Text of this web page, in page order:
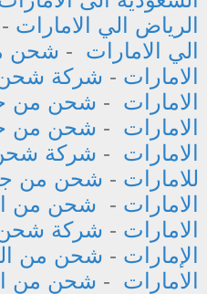
الرياض الي الامارات -
الي الامارات - شحن
الامارات - شركة شحن
الامارات - شحن من
الامارات - شحن من
الامارات - شركة
للامارات - شحن من
الامارات - شحن من
الامارات - شركة شحن
الإمارات - شحن من
الامارات - شحن من